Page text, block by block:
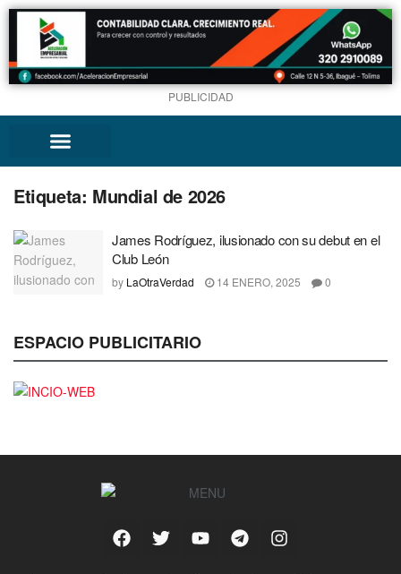
PUBLICIDAD
Etiqueta: Mundial de 2026
James Rodríguez, ilusionado con su debut en el
Club León
by LaOtraVerdad 14 ENERO, 2025 0
ESPACIO PUBLICITARIO